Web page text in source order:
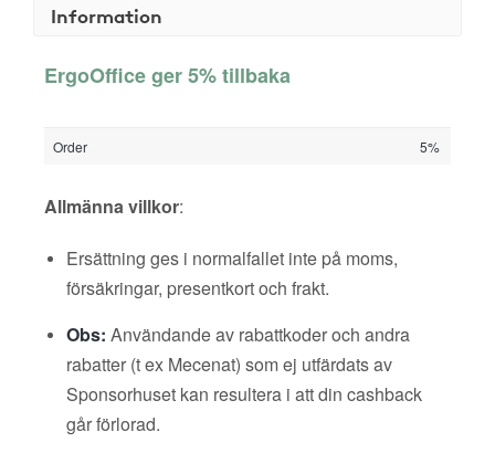
Information
ErgoOffice ger 5% tillbaka
Order 5%
Allmänna villkor:
Ersättning ges i normalfallet inte på moms,
försäkringar, presentkort och frakt.
Obs: Användande av rabattkoder och andra
rabatter (t ex Mecenat) som ej utfärdats av
Sponsorhuset kan resultera i att din cashback
går förlorad.